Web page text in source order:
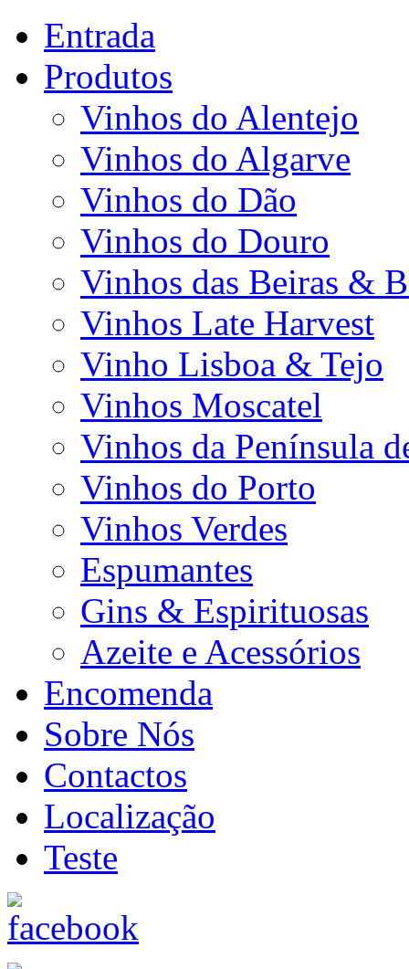
Entrada
Produtos
Vinhos do Alentejo
Vinhos do Algarve
Vinhos do Dão
Vinhos do Douro
Vinhos das Beiras &
Vinhos Late Harvest
Vinho Lisboa & Tejo
Vinhos Moscatel
Vinhos da Península
Vinhos do Porto
Vinhos Verdes
Espumantes
Gins & Espirituosas
Azeite e Acessórios
Encomenda
Sobre Nós
Contactos
Localização
Teste